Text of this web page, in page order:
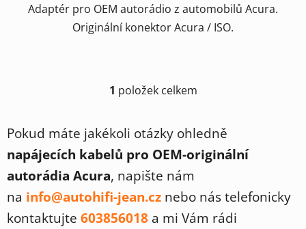
Adaptér pro OEM autorádio z automobilů Acura.
Originální konektor Acura / ISO.
O
l
á
d
a
c
í
p
1 položek celkem
Pokud máte jakékoli otázky ohledně
napájecích kabelů pro OEM-originální
autorádia Acura, napište nám
na info@autohifi-jean.cz nebo nás telefonicky
kontaktujte 603856018 a mi Vám rádi